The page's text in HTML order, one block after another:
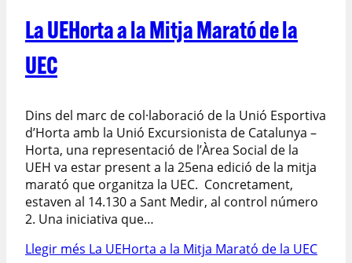
La UEHorta a la Mitja Marató de la
UEC
Dins del marc de col·laboració de la Unió Esportiva
d’Horta amb la Unió Excursionista de Catalunya –
Horta, una representació de l’Àrea Social de la
UEH va estar present a la 25ena edició de la mitja
marató que organitza la UEC. Concretament,
estaven al 14.130 a Sant Medir, al control número
2. Una iniciativa que…
Llegir més La UEHorta a la Mitja Marató de la UEC